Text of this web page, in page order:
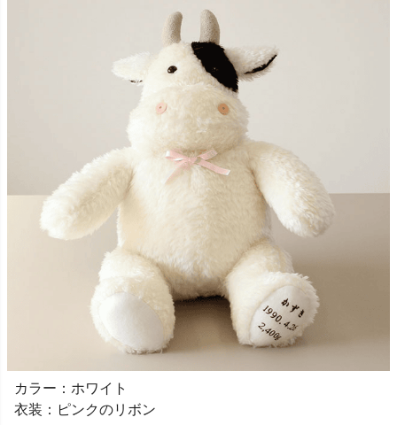
カラー：ホワイト
衣装：ピンクのリボン